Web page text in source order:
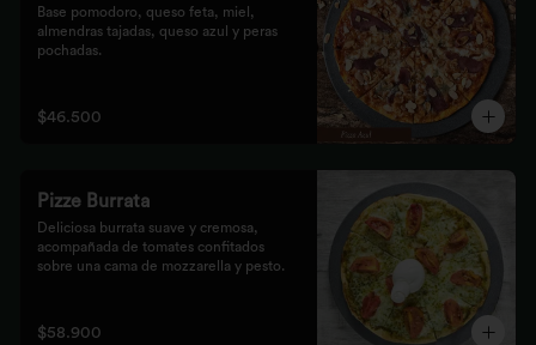
Base pomodoro, queso feta, miel,
almendras tajadas, queso azul y peras
pochadas.
$46.500
Pizze Burrata
Deliciosa burrata suave y cremosa,
acompañada de tomates confitados
sobre una cama de mozzarella y pesto.
$58.900